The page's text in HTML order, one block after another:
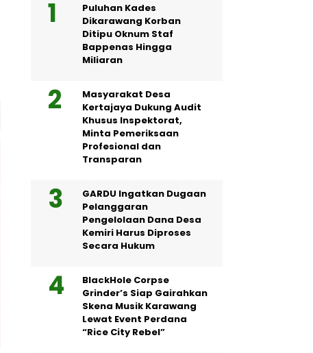
Puluhan Kades
Dikarawang Korban
Ditipu Oknum Staf
Bappenas Hingga
Miliaran
Masyarakat Desa
Kertajaya Dukung Audit
Khusus Inspektorat,
Minta Pemeriksaan
Profesional dan
Transparan
GARDU Ingatkan Dugaan
Pelanggaran
Pengelolaan Dana Desa
Kemiri Harus Diproses
Secara Hukum
BlackHole Corpse
Grinder’s Siap Gairahkan
Skena Musik Karawang
Lewat Event Perdana
“Rice City Rebel”